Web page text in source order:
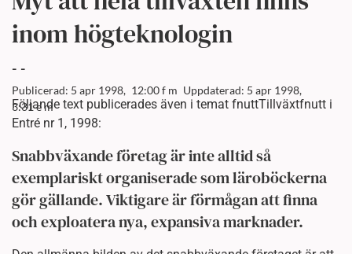
inom högteknologin
- -
Publicerad: 5 apr 1998, 12:00 f m Uppdaterad: 5 apr 1998,
3:31 e m
Följande text publicerades även i temat fnuttTillväxtfnutt i
Entré nr 1, 1998:
Snabbväxande företag är inte alltid så
exemplariskt organiserade som läroböckerna
gör gällande. Viktigare är förmågan att finna
och exploatera nya, expansiva marknader.